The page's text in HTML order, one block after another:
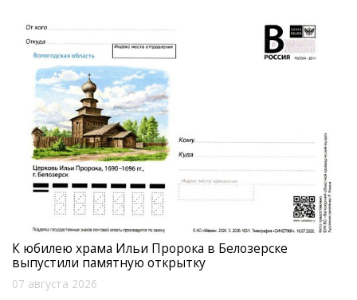
К юбилею храма Ильи Пророка в Белозерске
выпустили памятную открытку
07 августа 2026